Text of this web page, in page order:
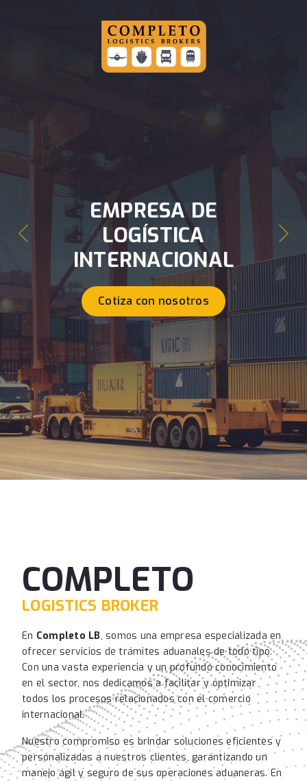
AGENTE DE
ADUANAS EN
PANAMÁ
Cotiza con nosotros
Previous Next
COMPLETO
LOGISTICS BROKER
En Completo LB, somos una empresa especializada en
ofrecer servicios de trámites aduanales de todo tipo.
Con una vasta experiencia y un profundo conocimiento
en el sector, nos dedicamos a facilitar y optimizar
todos los procesos relacionados con el comercio
internacional.
Nuestro compromiso es brindar soluciones eficientes y
personalizadas a nuestros clientes, garantizando un
manejo ágil y seguro de sus operaciones aduaneras. En